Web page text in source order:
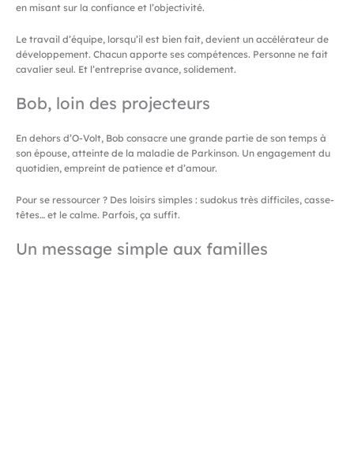
en misant sur la confiance et l’objectivité.
Le travail d’équipe, lorsqu’il est bien fait, devient un accélérateur de
développement. Chacun apporte ses compétences. Personne ne fait
cavalier seul. Et l’entreprise avance, solidement.
Bob, loin des projecteurs
En dehors d’O-Volt, Bob consacre une grande partie de son temps à
son épouse, atteinte de la maladie de Parkinson. Un engagement du
quotidien, empreint de patience et d’amour.
Pour se ressourcer ? Des loisirs simples : sudokus très difficiles, casse-
têtes… et le calme. Parfois, ça suffit.
Un message simple aux familles